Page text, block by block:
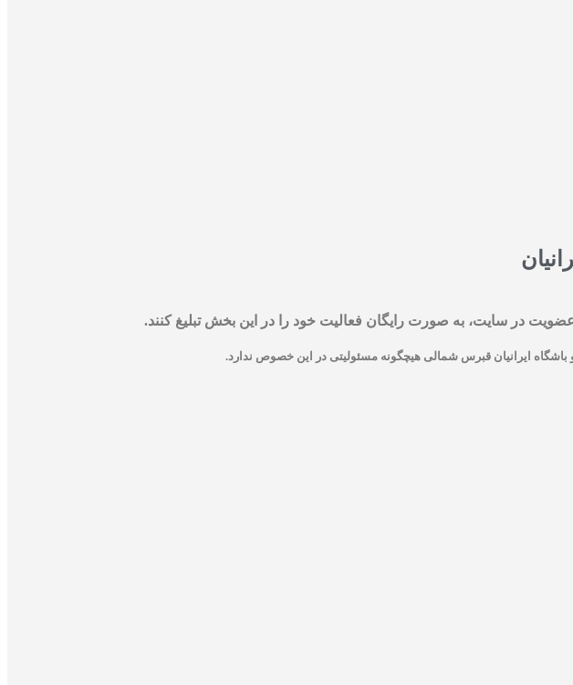
در سایت، به صورت رایگان فعالیت خود را در این بخش تبلیغ کنند.
ایرانیان قبرس شمالی هیچگونه مسئولیتی در این خصوص ندارد.